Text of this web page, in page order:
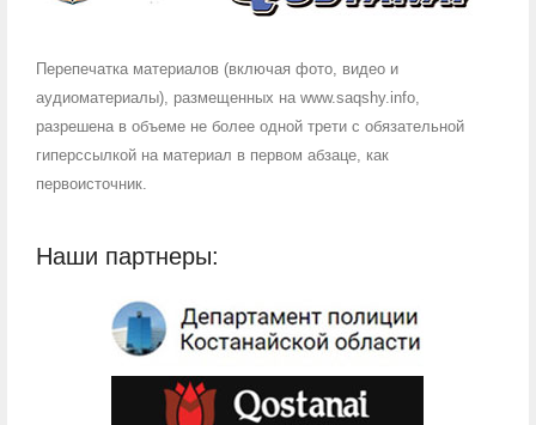
Перепечатка материалов (включая фото, видео и
аудиоматериалы), размещенных на www.saqshy.info,
разрешена в объеме не более одной трети с обязательной
гиперссылкой на материал в первом абзаце, как
первоисточник.
Наши партнеры: